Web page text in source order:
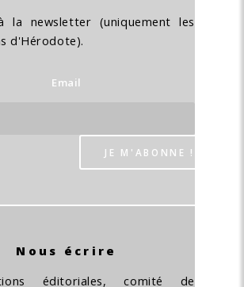
la newsletter (uniquement les
d'Hérodote).
Email
Nous écrire
éditoriales, comité de